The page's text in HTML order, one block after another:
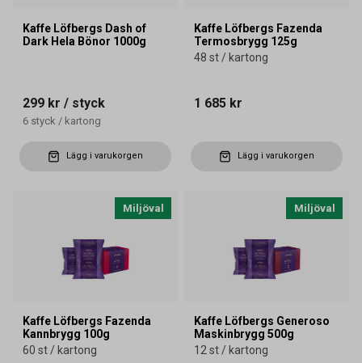
Kaffe Löfbergs Dash of
Dark Hela Bönor 1000g
299 kr / styck
6 styck / kartong
Lägg i varukorgen
Kaffe Löfbergs Fazenda
Termosbrygg 125g
48 st / kartong
1 685 kr
Lägg i varukorgen
Miljöval
Kaffe Löfbergs Fazenda
Kannbrygg 100g
60 st / kartong
Miljöval
Kaffe Löfbergs Generoso
Maskinbrygg 500g
12 st / kartong